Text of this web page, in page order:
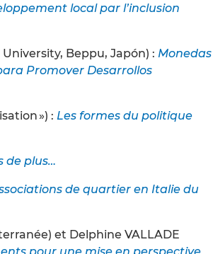
local par l’inclusion
Beppu, Japón) : Monedas
Promover Desarrollos
») : Les formes du politique
de plus…
de quartier en Italie du
et Delphine VALLADE